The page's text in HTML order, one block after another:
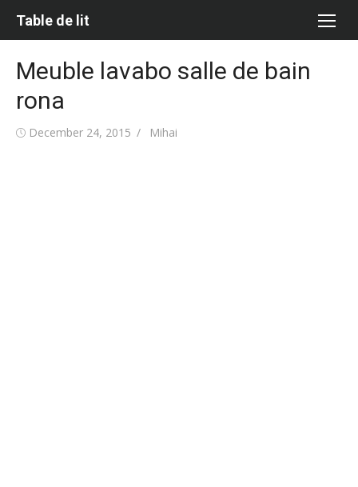
Table de lit
Meuble lavabo salle de bain
rona
Posted
December 24, 2015 Author
Mihai